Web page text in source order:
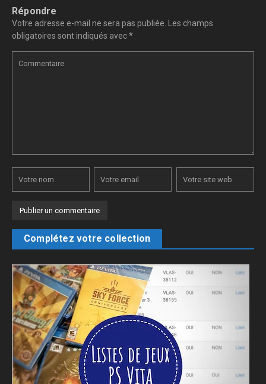
Répondre
Votre adresse e-mail ne sera pas publiée.
Les champs
obligatoires sont indiqués avec*
Complétez votre collection